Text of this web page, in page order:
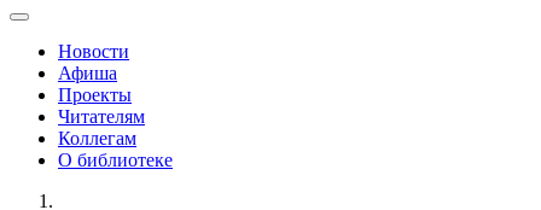
Новости
Афиша
Проекты
Читателям
Коллегам
О библиотеке